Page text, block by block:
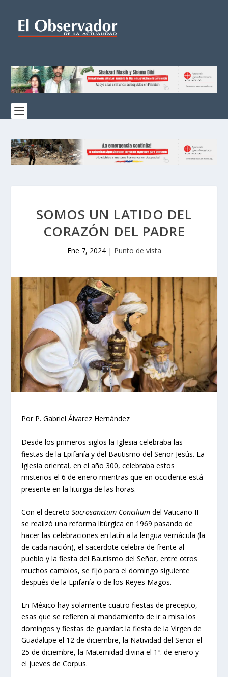
SOMOS UN LATIDO DEL
CORAZÓN DEL PADRE
Ene 7, 2024| Punto de vista
Por P. Gabriel Álvarez Hernández
Desde los primeros siglos la Iglesia celebraba las
fiestas de la Epifanía y del Bautismo del Señor Jesús. La
Iglesia oriental, en el año 300, celebraba estos
misterios el 6 de enero mientras que en occidente está
presente en la liturgia de las horas.
Con el decretoSacrosanctum Concilium del Vaticano II
se realizó una reforma litúrgica en 1969 pasando de
hacer las celebraciones en latín a la lengua vernácula (la
de cada nación), el sacerdote celebra de frente al
pueblo y la fiesta del Bautismo del Señor, entre otros
muchos cambios, se fijó para el domingo siguiente
después de la Epifanía o de los Reyes Magos.
En México hay solamente cuatro fiestas de precepto,
esas que se refieren al mandamiento de ir a misa los
domingos y fiestas de guardar: la fiesta de la Virgen de
Guadalupe el 12 de diciembre, la Natividad del Señor el
25 de diciembre, la Maternidad divina el 1º. de enero y
el jueves de Corpus.